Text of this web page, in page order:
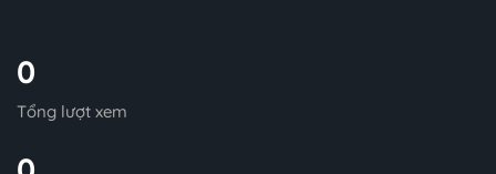
0
Tổng lượt xem